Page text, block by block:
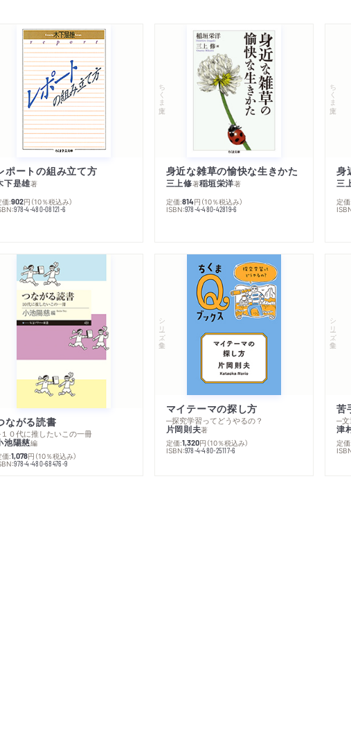
ポートの組み立て方
下是雄著
価:902円 （10％税込み）
978-4-480-08121-6
ちくま文庫
身近な雑草の愉快な生きかた
三上修著稲垣栄洋著
定価:814円 （10％税込み）
ISBN:978-4-480-42819-6
ちくま文庫
身
三
定
ながる読書
０代に推したいこの一冊
池陽慈編
価:1,078円 （10％税込み）
978-4-480-68476-9
シリーズ・全集
マイテーマの探し方
─探究学習ってどうやるの？
片岡則夫著
定価:1,320円 （10％税込み）
ISBN:978-4-480-25117-6
シリーズ・全集
苦
─文
津
定